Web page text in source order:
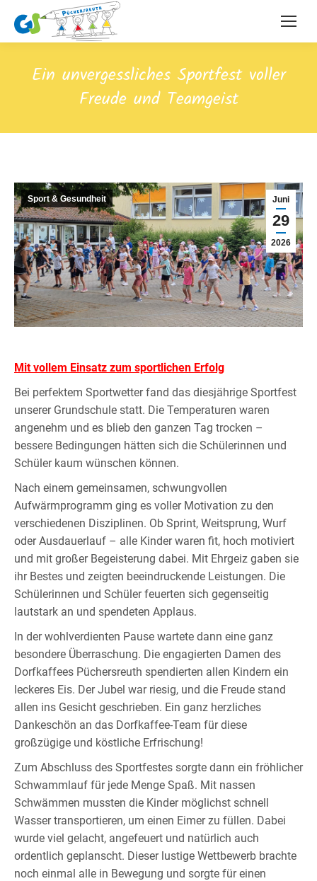
Ein unvergessliches Sportfest voller
Freude und Teamgeist
Juni
29
2026
Sport & Gesundheit
Mit vollem Einsatz zum sportlichen Erfolg
Bei perfektem Sportwetter fand das diesjährige Sportfest
unserer Grundschule statt. Die Temperaturen waren
angenehm und es blieb den ganzen Tag trocken –
bessere Bedingungen hätten sich die Schülerinnen und
Schüler kaum wünschen können.
Nach einem gemeinsamen, schwungvollen
Aufwärmprogramm ging es voller Motivation zu den
verschiedenen Disziplinen. Ob Sprint, Weitsprung, Wurf
oder Ausdauerlauf – alle Kinder waren fit, hoch motiviert
und mit großer Begeisterung dabei. Mit Ehrgeiz gaben sie
ihr Bestes und zeigten beeindruckende Leistungen. Die
Schülerinnen und Schüler feuerten sich gegenseitig
lautstark an und spendeten Applaus.
In der wohlverdienten Pause wartete dann eine ganz
besondere Überraschung. Die engagierten Damen des
Dorfkaffees Püchersreuth spendierten allen Kindern ein
leckeres Eis. Der Jubel war riesig, und die Freude stand
allen ins Gesicht geschrieben. Ein ganz herzliches
Dankeschön an das Dorfkaffee-Team für diese
großzügige und köstliche Erfrischung!
Zum Abschluss des Sportfestes sorgte dann ein fröhlicher
Schwammlauf für jede Menge Spaß. Mit nassen
Schwämmen mussten die Kinder möglichst schnell
Wasser transportieren, um einen Eimer zu füllen. Dabei
wurde viel gelacht, angefeuert und natürlich auch
ordentlich geplanscht. Dieser lustige Wettbewerb brachte
noch einmal alle in Bewegung und sorgte für einen